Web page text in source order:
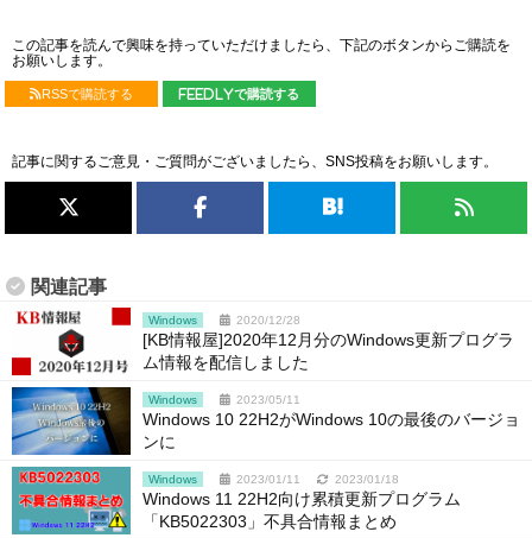
この記事を読んで興味を持っていただけましたら、下記のボタンからご購読を
お願いします。
RSSで購読する feedlyで購読する
記事に関するご意見・ご質問がございましたら、SNS投稿をお願いします。
関連記事
Windows 2020/12/28
[KB情報屋]2020年12月分のWindows更新プログラ
ム情報を配信しました
Windows 2023/05/11
Windows 10 22H2がWindows 10の最後のバージョ
ンに
Windows 2023/01/11 2023/01/18
Windows 11 22H2向け累積更新プログラム
「KB5022303」不具合情報まとめ